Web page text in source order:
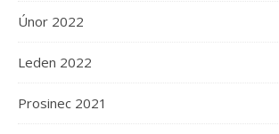
Únor 2022
Leden 2022
Prosinec 2021